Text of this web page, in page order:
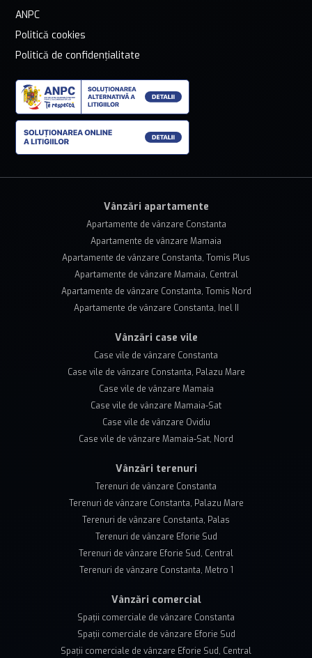
ANPC
Politică cookies
Politică de confidențialitate
Vânzări apartamente
Apartamente de vânzare Constanta
Apartamente de vânzare Mamaia
Apartamente de vânzare Constanta, Tomis Plus
Apartamente de vânzare Mamaia, Central
Apartamente de vânzare Constanta, Tomis Nord
Apartamente de vânzare Constanta, Inel II
Vânzări case vile
Case vile de vânzare Constanta
Case vile de vânzare Constanta, Palazu Mare
Case vile de vânzare Mamaia
Case vile de vânzare Mamaia-Sat
Case vile de vânzare Ovidiu
Case vile de vânzare Mamaia-Sat, Nord
Vânzări terenuri
Terenuri de vânzare Constanta
Terenuri de vânzare Constanta, Palazu Mare
Terenuri de vânzare Constanta, Palas
Terenuri de vânzare Eforie Sud
Terenuri de vânzare Eforie Sud, Central
Terenuri de vânzare Constanta, Metro 1
Vânzări comercial
Spații comerciale de vânzare Constanta
Spații comerciale de vânzare Eforie Sud
Spații comerciale de vânzare Eforie Sud, Central